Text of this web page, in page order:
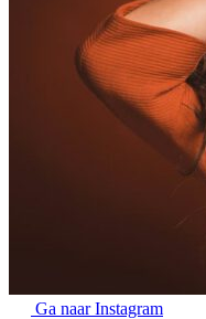
Ga naar Instagram